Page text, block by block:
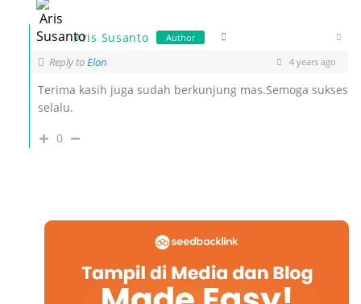
Aris Susanto Author
Reply toElon 4 years ago
Terima kasih juga sudah berkunjung mas.Semoga sukses
selalu.
0